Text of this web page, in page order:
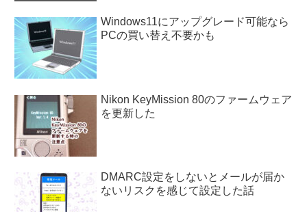
Windows11にアップグレード可能なら
PCの買い替え不要かも
Nikon KeyMission 80のファームウェア
を更新した
DMARC設定をしないとメールが届か
ないリスクを感じて設定した話